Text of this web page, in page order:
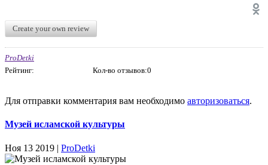
VK
Create your own review
ProDetki
Рейтинг:
Кол-во отзывов:0
Для отправки комментария вам необходимо авторизоваться.
Музей исламской культуры
Ноя 13 2019 | ProDetki